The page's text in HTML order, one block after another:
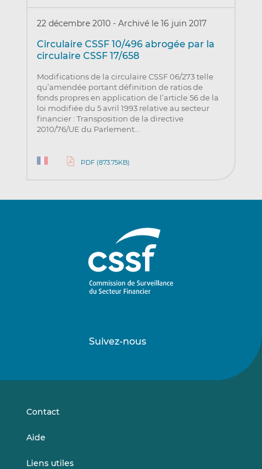
22 décembre 2010 - Archivé le 16 juin 2017
Circulaire CSSF 10/496 abrogée par la
circulaire CSSF 17/658
Modifications de la circulaire CSSF 06/273 telle
qu’amendée portant définition de ratios de
fonds propres en application de l’article 56 de la
loi modifiée du 5 avril 1993 relative au secteur
financier : Transposition de la directive
2010/76/UE du Parlement…
PDF (873.75KB)
Suivez-nous
sursur
Contact
Aide
Liens utiles